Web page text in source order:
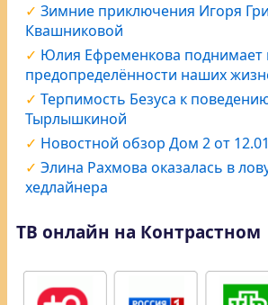
Зимние приключения Игоря
Квашниковой
Юлия Ефременкова поднимает
предопределённости наших
Терпимость Безуса к
Тырлышкиной
Новостной обзор Дом 2 от
Элина Рахмова оказалась в
хедлайнера
ТВ онлайн на Контрастном